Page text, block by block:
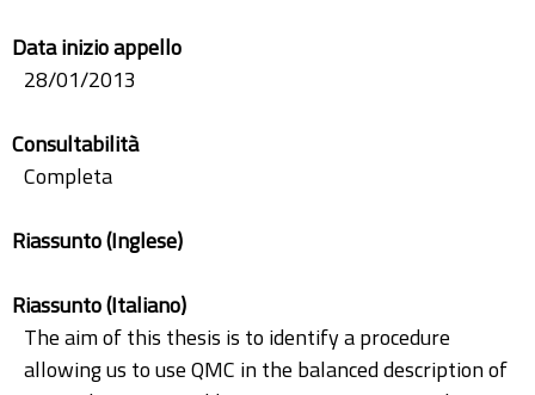
Data inizio appello
28/01/2013
Consultabilità
Completa
Riassunto (Inglese)
Riassunto (Italiano)
The aim of this thesis is to identify a procedure
allowing us to use QMC in the balanced description of